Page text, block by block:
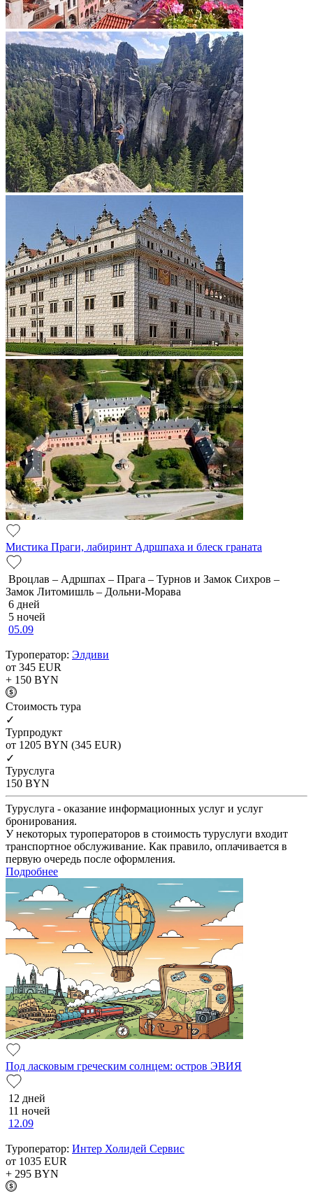
Мистика Праги, лабиринт Адршпаха и блеск граната
Вроцлав – Адршпах – Прага – Турнов и Замок Сихров –
Замок Литомишль – Дольни-Морава
6 дней
5 ночей
05.09
Туроператор: Элдиви
от 345 EUR
+ 150 BYN
Cтоимость тура
✓
Турпродукт
от 1205 BYN (345 EUR)
✓
Туруслуга
150 BYN
Туруслуга - оказание информационных услуг и услуг
бронирования.
У некоторых туроператоров в стоимость туруслуги входит
транспортное обслуживание. Как правило, оплачивается в
первую очередь после оформления.
Подробнее
Под ласковым греческим солнцем: остров ЭВИЯ
12 дней
11 ночей
12.09
Туроператор: Интер Холидей Сервис
от 1035 EUR
+ 295 BYN